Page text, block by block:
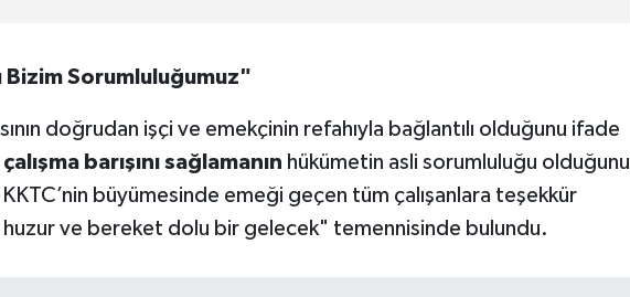
Bizim Sorumluluğumuz"
doğrudan işçi ve emekçinin refahıyla bağlantılı olduğunu ifade
çalışma barışını sağlamanın hükümetin asli sorumluluğu olduğunu
büyümesinde emeği geçen tüm çalışanlara teşekkür
huzur ve bereket dolu bir gelecek" temennisinde bulundu.